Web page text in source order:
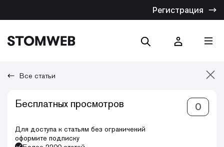
Регистрация
Все статьи
Бесплатных просмотров 0
Для доступа к статьям без ограничений
оформите подписку